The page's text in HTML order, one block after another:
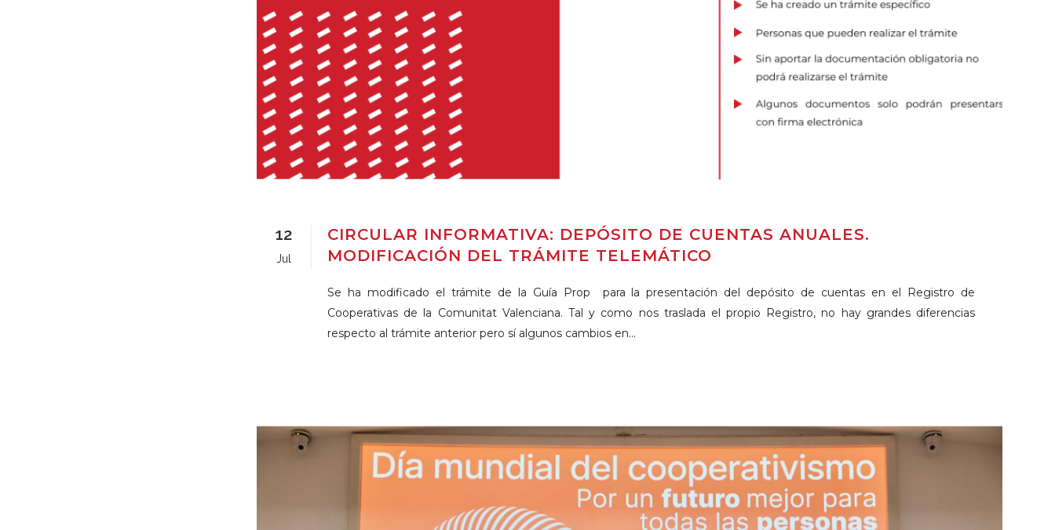
12
Jul
CIRCULAR INFORMATIVA: DEPÓSITO DE CUENTAS ANUALES.
MODIFICACIÓN DEL TRÁMITE TELEMÁTICO
Se ha modificado el trámite de la Guía Prop para la presentación del depósito de cuentas en el Registro de
Cooperativas de la Comunitat Valenciana. Tal y como nos traslada el propio Registro, no hay grandes diferencias
respecto al trámite anterior pero sí algunos cambios en...